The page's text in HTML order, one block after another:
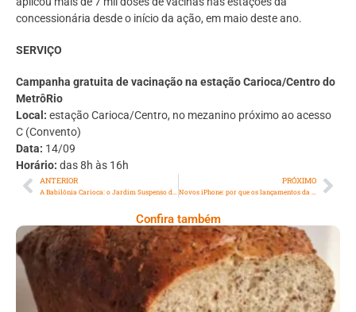
concessionária desde o início da ação, em maio deste ano.
SERVIÇO
Campanha gratuita de vacinação na estação Carioca/Centro do
MetrôRio
Local: estação Carioca/Centro, no mezanino próximo ao acesso
C (Convento)
Data: 14/09
Horário: das 8h às 16h
ANTERIOR
A Babilônia Carioca: o Jardim Suspenso do Valongo
PRÓXIMO
Novos iPhone: por que os lançamentos da Apple fazem tanto sucesso?
Confira também
Comer Bem: Pão Low Carb